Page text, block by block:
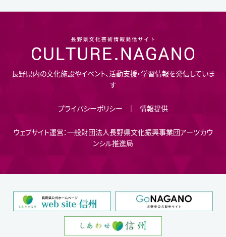
長野県内の文化施設やイベント、活動支援・学習情報を発信していま
す
プライバシーポリシー 情報提供
ウェブサイト運営：一般財団法人長野県文化振興事業団アーツカウ
ンシル推進局